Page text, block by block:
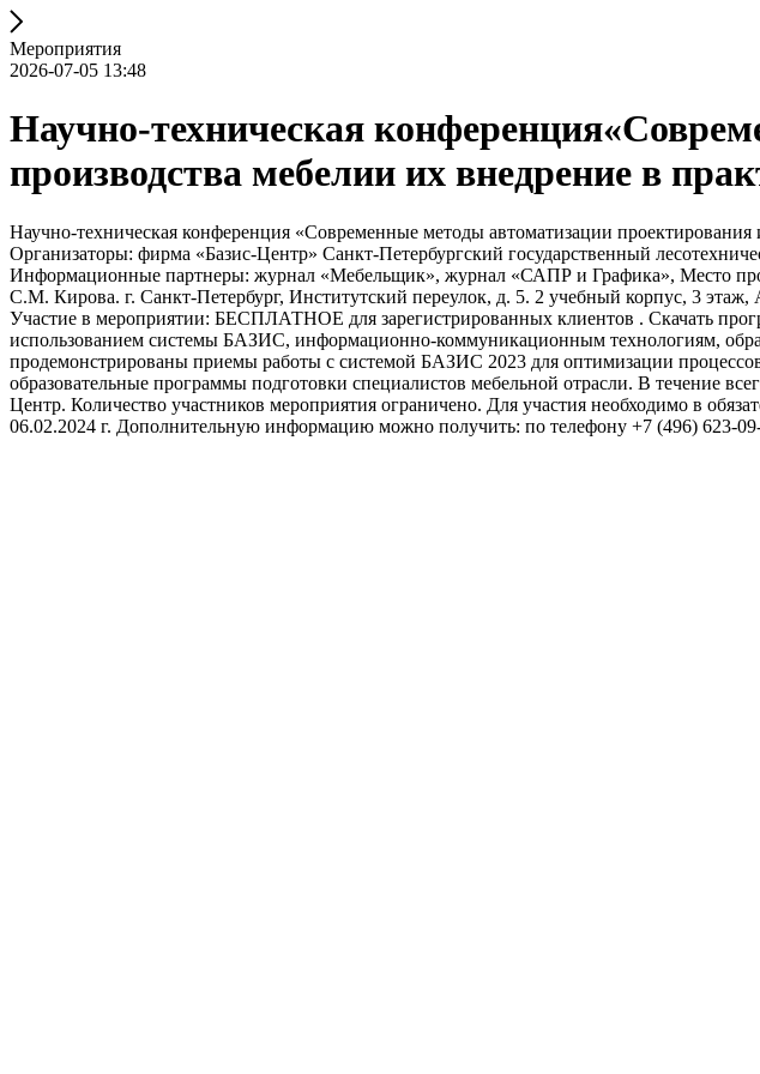
Мероприятия
2026-07-05 13:48
Научно-техническая
производства мебелии их внедрение в
Научно-техническая конференция «Современные методы автоматизации
Организаторы: фирма «Базис-Центр» Санкт-Петербургский государственный
Информационные партнеры: журнал «Мебельщик», журнал «САПР и Графика», Место
С.М. Кирова. г. Санкт-Петербург, Институтский переулок, д. 5. 2 учебный корпус, 3
Участие в мероприятии: БЕСПЛАТНОЕ для зарегистрированных клиентов . Скачать
использованием системы БАЗИС, информационно-коммуникационным технологиям,
продемонстрированы приемы работы с системой БАЗИС 2023 для оптимизации
образовательные программы подготовки специалистов мебельной отрасли. В течение
Центр. Количество участников мероприятия ограничено. Для участия необходимо в
06.02.2024 г. Дополнительную информацию можно получить: по телефону +7 (496) 623-